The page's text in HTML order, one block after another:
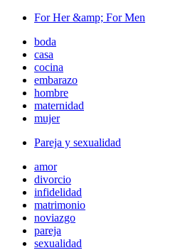
For Her &amp; For Men
boda
casa
cocina
embarazo
hombre
maternidad
mujer
Pareja y sexualidad
amor
divorcio
infidelidad
matrimonio
noviazgo
pareja
sexualidad